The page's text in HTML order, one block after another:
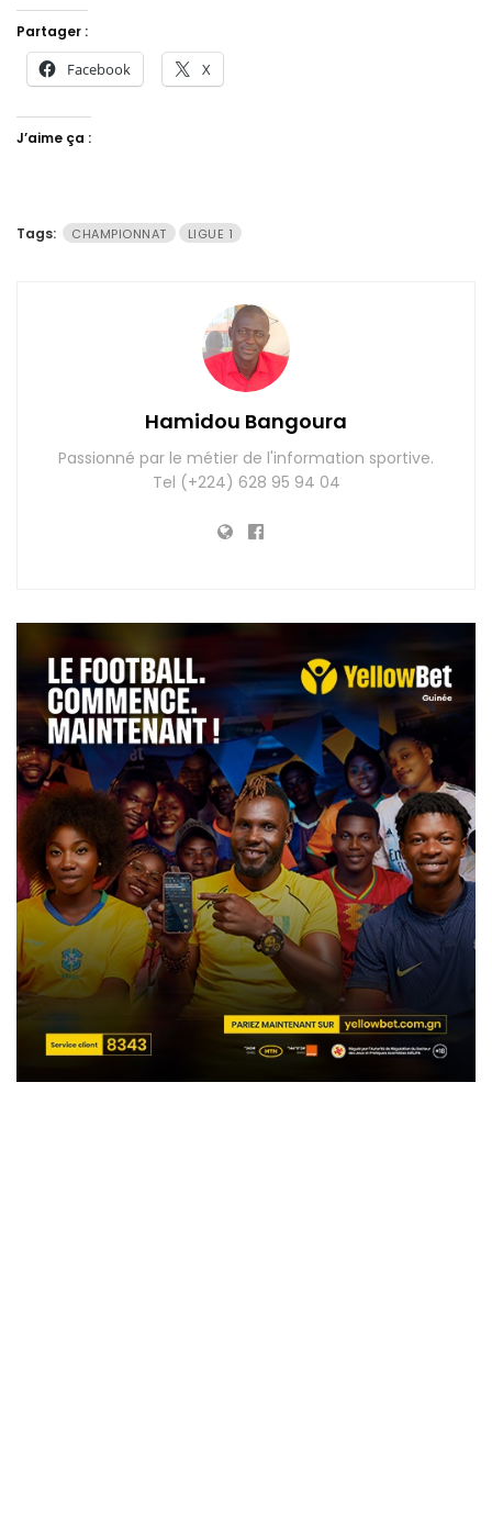
Partager :
Facebook X
J’aime ça :
Tags: CHAMPIONNAT LIGUE 1
Hamidou Bangoura
Passionné par le métier de l'information sportive.
Tel (+224) 628 95 94 04